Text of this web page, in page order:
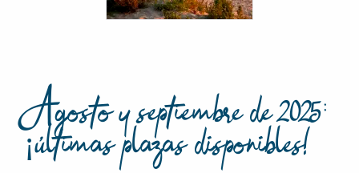
Agosto y septiembre de 2025:
¡últimas plazas disponibles!